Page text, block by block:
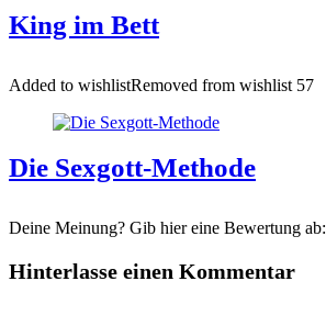
King im Bett
Added to wishlistRemoved from wishlist 57
Die Sexgott-Methode
Deine Meinung? Gib hier eine Bewertung ab:
Hinterlasse einen Kommentar